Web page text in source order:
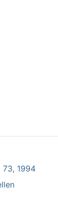
73, 1994